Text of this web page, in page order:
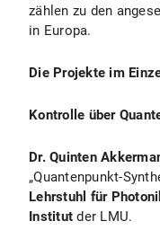
zählen zu den
in Europa.
Die Projekte im
Kontrolle über
Dr. Quinten
„Quantenpunkt-
Lehrstuhl für
Institut der LMU.